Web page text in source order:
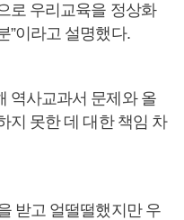
로 우리교육을 정상화
”이라고 설명했다.
역사교과서 문제와 올
지 못한 데 대한 책임 차
받고 얼떨떨했지만 우